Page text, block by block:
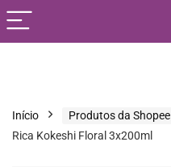
Início Produtos da Shopee
Rica Kokeshi Floral 3x200ml